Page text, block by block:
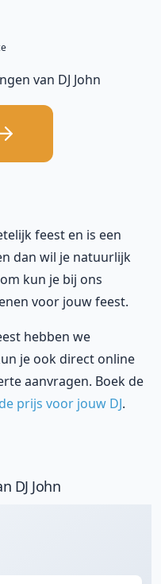
van DJ John
feest en is een
dan wil je natuurlijk
kun je bij ons
voor jouw feest.
hebben we
je ook direct online
aanvragen. Boek de
de prijs voor jouw DJ.
DJ John